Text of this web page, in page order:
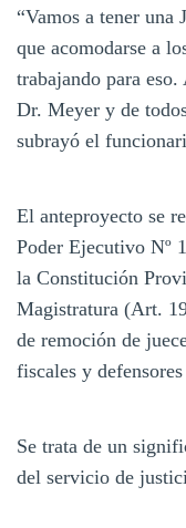
“Vamos a tener una
que acomodarse a
trabajando para
Dr. Meyer y de
subrayó el
El anteproyecto se
Poder Ejecutivo Nº
la Constitución
Magistratura (Art.
de remoción de
fiscales y
Se trata de un
del servicio de